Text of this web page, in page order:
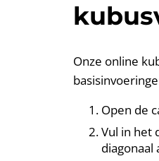
Onze online
Open de
Vul in het
diagonaal